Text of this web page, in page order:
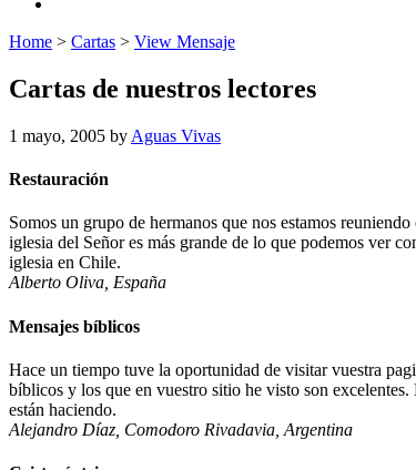
Home > Cartas > View Mensaje
Cartas de nuestros lectores
1 mayo, 2005 by Aguas Vivas
Restauración
Somos un grupo de hermanos que nos estamos
iglesia del Señor es más grande de lo que podemos ver
iglesia en Chile.
Alberto Oliva, España
Mensajes bíblicos
Hace un tiempo tuve la oportunidad de visitar vuestra
bíblicos y los que en vuestro sitio he visto son
están haciendo.
Alejandro Díaz, Comodoro Rivadavia, Argentina